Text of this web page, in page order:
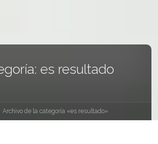
es resultado
Archivo de la categoría «es resultado»